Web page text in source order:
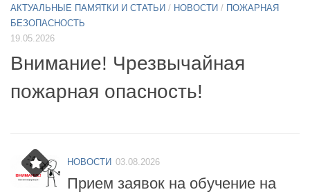
АКТУАЛЬНЫЕ ПАМЯТКИ И СТАТЬИ / НОВОСТИ 11.05.2026
Примите участие в опросе по
БПЛА
НОВОСТИ 03.08.2026
Прием заявок на обучение на